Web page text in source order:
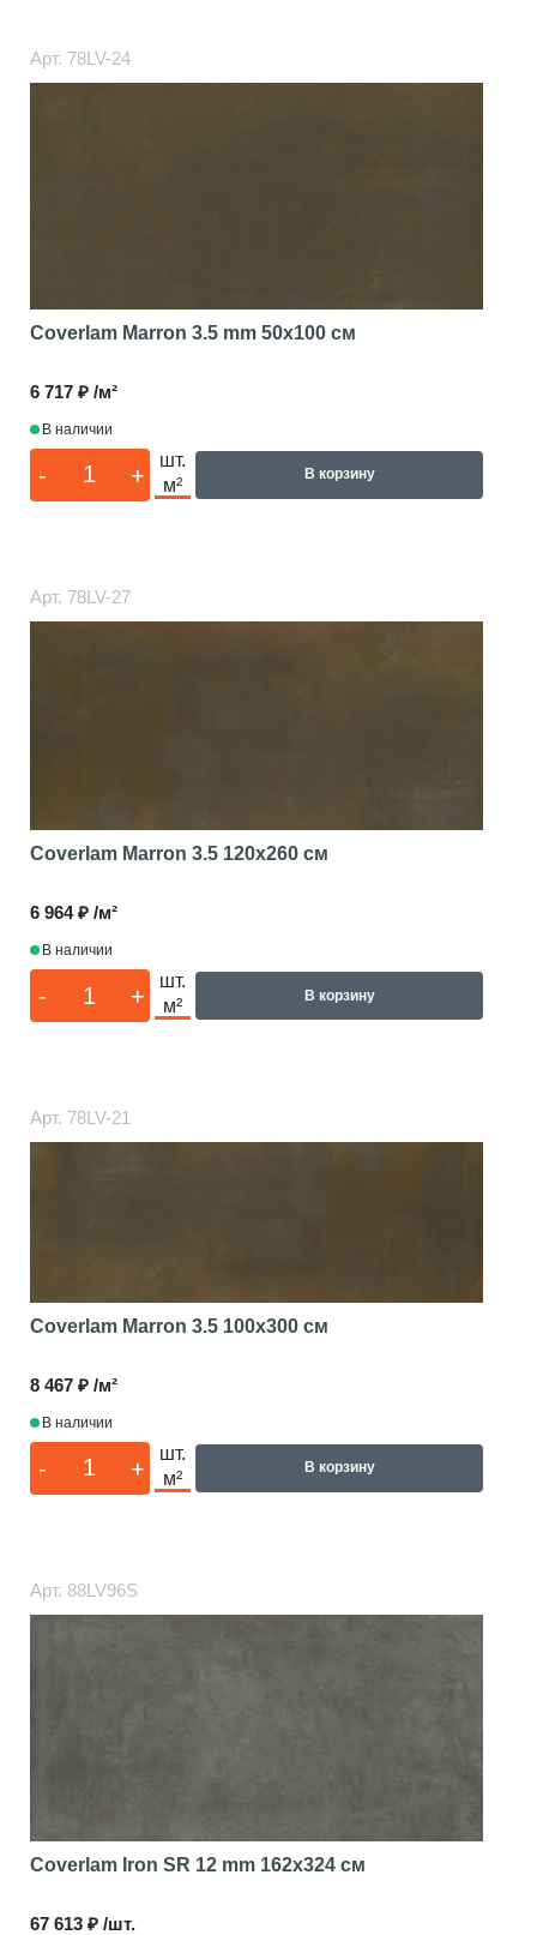
Арт. 78LV-24
Coverlam Marron 3.5 mm 50x100 см
6 717 ₽ /м²
В наличии
- +
шт.
м²
В корзину
Арт. 78LV-27
Coverlam Marron 3.5 120x260 см
6 964 ₽ /м²
В наличии
- +
шт.
м²
В корзину
Арт. 78LV-21
Coverlam Marron 3.5 100x300 см
8 467 ₽ /м²
В наличии
- +
шт.
м²
В корзину
Арт. 88LV96S
Coverlam Iron SR 12 mm 162x324 см
67 613 ₽ /шт.